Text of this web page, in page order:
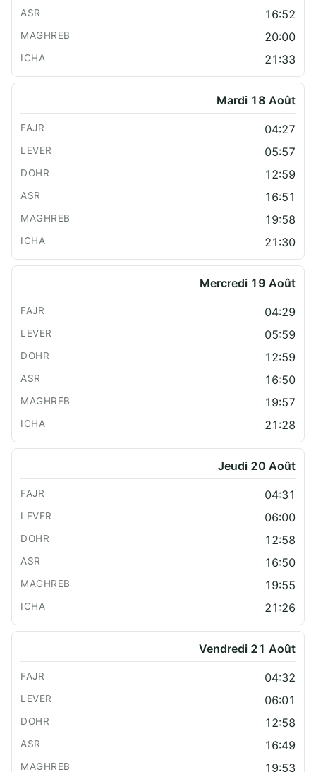
16:52
20:00
21:33
Mardi 18 Août
04:27
05:57
12:59
16:51
19:58
21:30
Mercredi 19 Août
04:29
05:59
12:59
16:50
19:57
21:28
Jeudi 20 Août
04:31
06:00
12:58
16:50
19:55
21:26
Vendredi 21 Août
04:32
06:01
12:58
16:49
19:53